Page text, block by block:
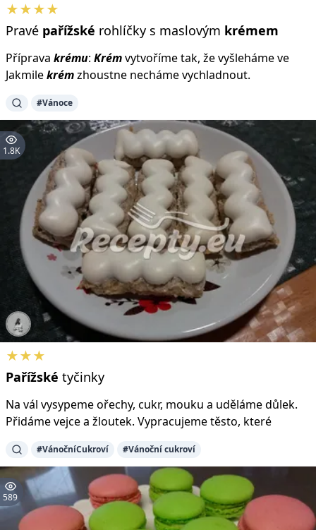
★★★★
Pravé pařížské rohlíčky s maslovým krémem
Příprava krému: Krémvytvoříme tak, že vyšleháme ve
Jakmilekrémzhoustne necháme vychladnout.
#Vánoce
1.8K
★★★
Pařížské tyčinky
Na vál vysypeme ořechy, cukr, mouku a uděláme důlek.
Přidáme vejce a žloutek. Vypracujeme těsto, které
#VánočníCukroví #Vánoční cukroví
589